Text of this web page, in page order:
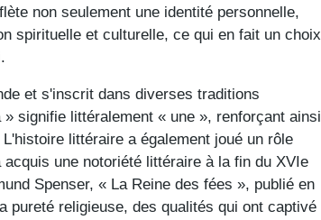
non seulement une identité personnelle,
spirituelle et culturelle, ce qui en fait un choix
et s'inscrit dans diverses traditions
signifie littéralement « une », renforçant ainsi
littéraire a également joué un rôle
une notoriété littéraire à la fin du XVIe
Spenser, « La Reine des fées », publié en
pureté religieuse, des qualités qui ont captivé